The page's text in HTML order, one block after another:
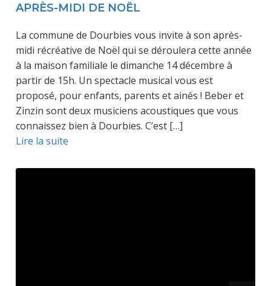
APRÈS-MIDI DE NOËL
La commune de Dourbies vous invite à son après-
midi récréative de Noël qui se déroulera cette année
à la maison familiale le dimanche 14 décembre à
partir de 15h. Un spectacle musical vous est
proposé, pour enfants, parents et ainés ! Beber et
Zinzin sont deux musiciens acoustiques que vous
connaissez bien à Dourbies. C’est […]
Lire la suite